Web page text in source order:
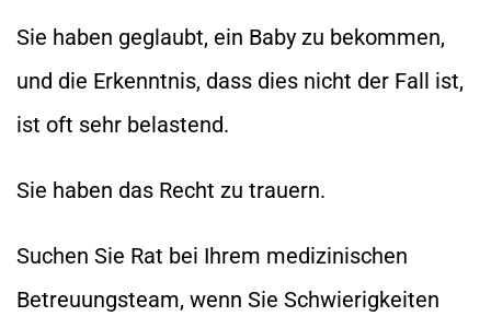
Sie haben geglaubt, ein Baby zu bekommen,
und die Erkenntnis, dass dies nicht der Fall ist,
ist oft sehr belastend.
Sie haben das Recht zu trauern.
Suchen Sie Rat bei Ihrem medizinischen
Betreuungsteam, wenn Sie Schwierigkeiten